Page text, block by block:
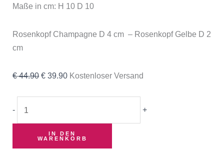
Maße in cm: H 10 D 10
Rosenkopf Champagne D 4 cm – Rosenkopf Gelbe D 2
cm
€44.90 € 39.90 Kostenloser Versand
- +
IN DEN
WARENKORB